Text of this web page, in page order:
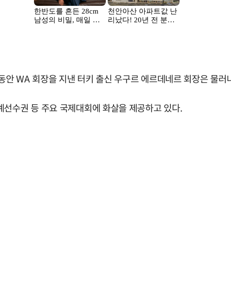
WA 회장을 지낸 터키 출신 우구르 에르데네르 회장은 물러
수권 등 주요 국제대회에 화살을 제공하고 있다.